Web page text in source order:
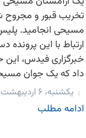
تخریب قبور و
مسیحی انجامید. پلیس
ارتباط با این
داد که یک جوان
یکشنبه، ۶ اردیبهشت، ۱۴۰۵
ادامه مطلب